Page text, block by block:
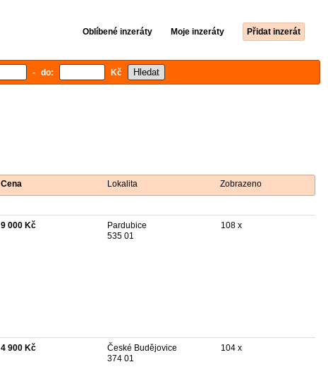
Oblíbené inzeráty Moje inzeráty Přidat inzerát
- do: Kč
Cena Lokalita Zobrazeno
9 000 Kč
Pardubice
535 01
108 x
4 900 Kč
České Budějovice
374 01
104 x